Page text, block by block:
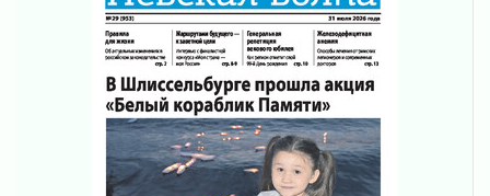
04 августа 2026
Вниманию автомобилистов!
04 августа 2026
Память, сталь и музыка
04 августа 2026
Регион готовится к выборам
04 августа 2026